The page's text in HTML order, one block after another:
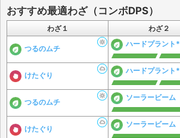
おすすめ最適わざ（コンボDPS）
わざ１ わざ２
つるのムチ
ハードプラント*
けたぐり
ハードプラント*
つるのムチ
ソーラービーム
けたぐり
ソーラービーム